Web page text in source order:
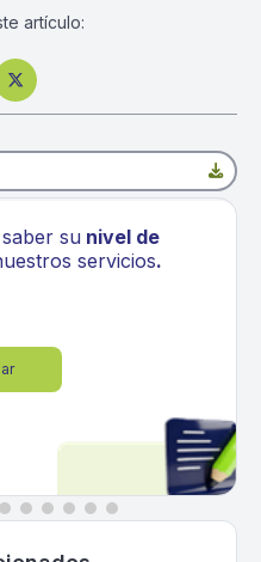
artículo:


Visita nuestras
participa con